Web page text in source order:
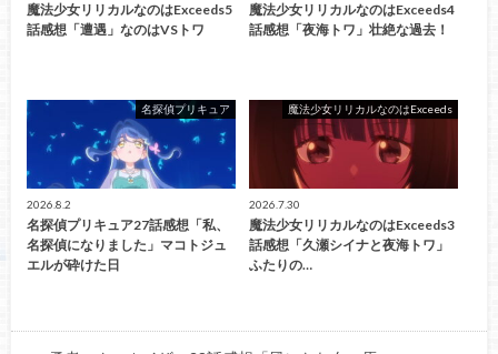
魔法少女リリカルなのはExceeds5
話感想「遭遇」なのはVSトワ
魔法少女リリカルなのはExceeds4
話感想「夜海トワ」壮絶な過去！
名探偵プリキュア
2026.8.2
名探偵プリキュア27話感想「私、
名探偵になりました」マコトジュ
エルが砕けた日
魔法少女リリカルなのはExceeds
2026.7.30
魔法少女リリカルなのはExceeds3
話感想「久瀬シイナと夜海トワ」
ふたりの…